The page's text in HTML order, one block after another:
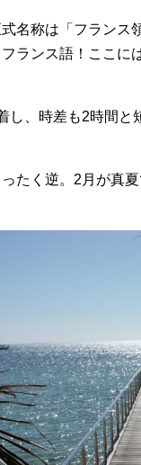
名称は「フランス
ランス語！ここに
し、時差も2時間
たく逆。2月が真